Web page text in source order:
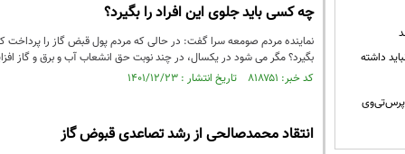
چه کسی باید جلوی این افراد را بگیرد؟
نماینده مردم صومعه سرا گفت: در حالی که مردم پول قبض گاز را پرداخت
بگیرد؟ مگر می شود در یکسال، در چند نوبت حق انشعاب آب و برق و گاز
کد خبر: ۸۱۸۷۵۱ تاریخ انتشار : ۱۴۰۱/۱۲/۲۳
انتقاد محمدصالحی از رشد تصاعدی قبوض گاز
داشته
پرس‌تی‌وی